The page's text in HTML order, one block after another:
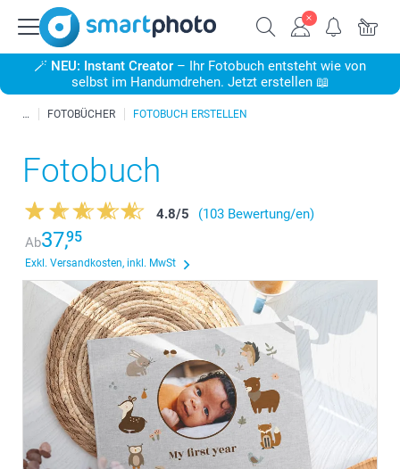
🪄 NEU: Instant Creator – Ihr Fotobuch entsteht wie von
selbst im Handumdrehen. Jetzt erstellen 📖
FOTOBÜCHER FOTOBUCH ERSTELLEN
Fotobuch
4.8/5
(103 Bewertung/en)
Ab37,95
Exkl. Versandkosten, inkl. MwSt